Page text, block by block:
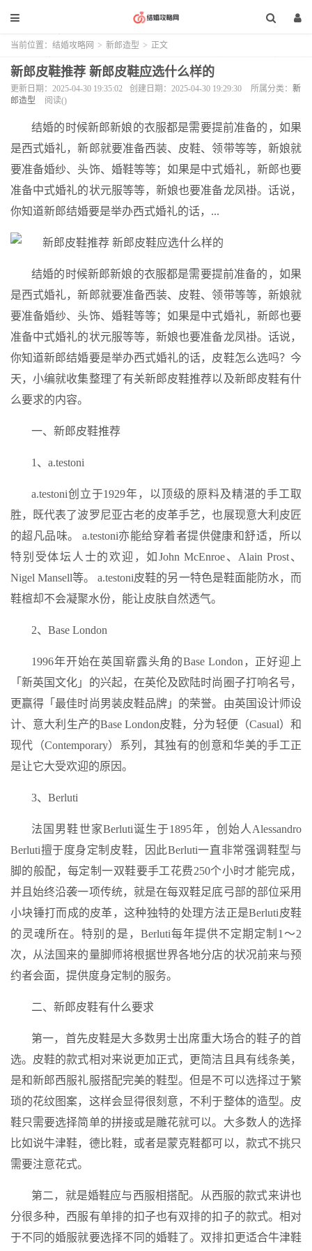
当前位置： 结婚攻略网 > 新郎造型 > 正文
新郎皮鞋推荐 新郎皮鞋应选什么样的
更新日期：2025-04-30 19:35:02 创建日期：2025-04-30 19:29:30 所属分类： 新
郎造型
阅读()
结婚的时候新郎新娘的衣服都是需要提前准备的，如果
是西式婚礼，新郎就要准备西装、皮鞋、领带等等，新娘就
要准备婚纱、头饰、婚鞋等等；如果是中式婚礼，新郎也要
准备中式婚礼的状元服等等，新娘也要准备龙凤褂。话说，
你知道新郎结婚要是举办西式婚礼的话，...
结婚的时候新郎新娘的衣服都是需要提前准备的，如果
是西式婚礼，新郎就要准备西装、皮鞋、领带等等，新娘就
要准备婚纱、头饰、婚鞋等等；如果是中式婚礼，新郎也要
准备中式婚礼的状元服等等，新娘也要准备龙凤褂。话说，
你知道新郎结婚要是举办西式婚礼的话，皮鞋怎么选吗？今
天，小编就收集整理了有关新郎皮鞋推荐以及新郎皮鞋有什
么要求的内容。
一、新郎皮鞋推荐
1、a.testoni
a.testoni创立于1929年，以顶级的原料及精湛的手工取
胜，既代表了波罗尼亚古老的皮革手艺，也展现意大利皮匠
的超凡品味。 a.testoni亦能给穿着者提供健康和舒适，所以
特别受体坛人士的欢迎，如John McEnroe、Alain Prost、
Nigel Mansell等。 a.testoni皮鞋的另一特色是鞋面能防水，而
鞋楦却不会凝聚水份，能让皮肤自然透气。
2、Base London
1996年开始在英国崭露头角的Base London，正好迎上
「新英国文化」的兴起，在英伦及欧陆时尚圈子打响名号，
更赢得「最佳时尚男装皮鞋品牌」的荣誉。由英国设计师设
计、意大利生产的Base London皮鞋，分为轻便（Casual）和
现代（Contemporary）系列，其独有的创意和华美的手工正
是让它大受欢迎的原因。
3、Berluti
法国男鞋世家Berluti诞生于1895年，创始人Alessandro
Berluti擅于度身定制皮鞋，因此Berluti一直非常强调鞋型与
脚的般配，每定制一双鞋要手工花费250个小时才能完成，
并且始终沿袭一项传统，就是在每双鞋足底弓部的部位采用
小块锤打而成的皮革，这种独特的处理方法正是Berluti皮鞋
的灵魂所在。特别的是，Berluti每年提供不定期定制1～2
次，从法国来的量脚师将根据世界各地分店的状况前来与预
约者会面，提供度身定制的服务。
二、新郎皮鞋有什么要求
第一，首先皮鞋是大多数男士出席重大场合的鞋子的首
选。皮鞋的款式相对来说更加正式，更简洁且具有线条美，
是和新郎西服礼服搭配完美的鞋型。但是不可以选择过于繁
琐的花纹图案，这样会显得很刻意，不利于整体的造型。皮
鞋只需要选择简单的拼接或是雕花就可以。大多数人的选择
比如说牛津鞋，德比鞋，或者是蒙克鞋都可以，款式不挑只
需要注意花式。
第二，就是婚鞋应与西服相搭配。从西服的款式来讲也
分很多种，西服有单排的扣子也有双排的扣子的款式。相对
于不同的婚服就要选择不同的婚鞋了。双排扣更适合牛津鞋